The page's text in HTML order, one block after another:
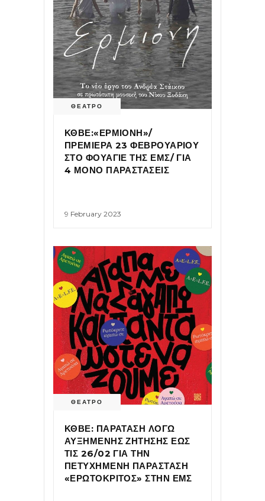
ΘΕΑΤΡΟ
ΚΘΒΕ:«ΕΡΜΙΟΝΗ»/
ΠΡΕΜΙΕΡΑ 23 ΦΕΒΡΟΥΑΡΙΟΥ
ΣΤΟ ΦΟΥΑΓΙΕ ΤΗΣ ΕΜΣ/ ΓΙΑ
4 ΜΟΝΟ ΠΑΡΑΣΤΑΣΕΙΣ
9 February 2023
ΘΕΑΤΡΟ
ΚΘΒΕ: ΠΑΡΑΤΑΣΗ ΛΟΓΩ
ΑΥΞΗΜΕΝΗΣ ΖΗΤΗΣΗΣ ΕΩΣ
ΤΙΣ 26/02 ΓΙΑ ΤΗΝ
ΠΕΤΥΧΗΜΕΝΗ ΠΑΡΑΣΤΑΣΗ
«ΕΡΩΤΟΚΡΙΤΟΣ» ΣΤΗΝ ΕΜΣ